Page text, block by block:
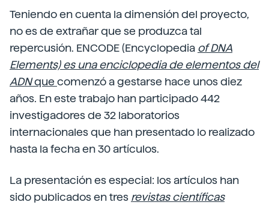
Teniendo en cuenta la dimensión del proyecto,
no es de extrañar que se produzca tal
repercusión. ENCODE (Encyclopedia of DNA
Elements) es una enciclopedia de elementos del
ADNque comenzó a gestarse hace unos diez
años. En este trabajo han participado 442
investigadores de 32 laboratorios
internacionales que han presentado lo realizado
hasta la fecha en 30 artículos.
La presentación es especial: los artículos han
sido publicados en tres revistas científicas